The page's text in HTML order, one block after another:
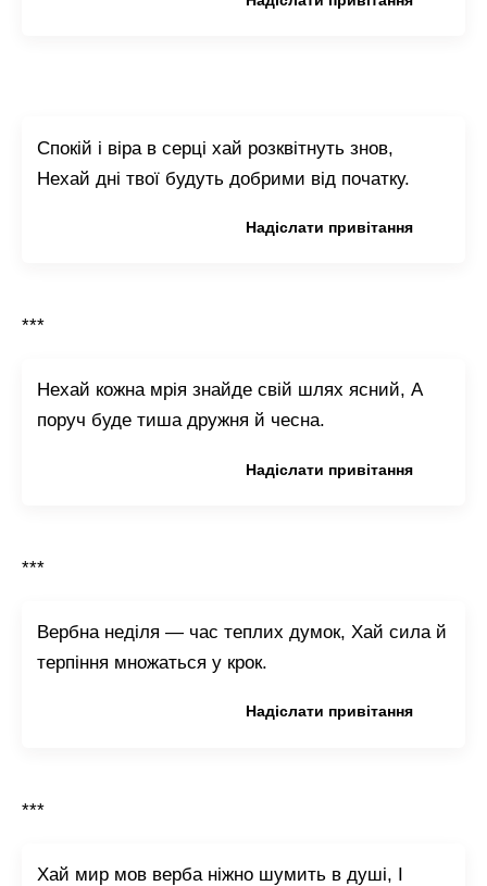
Спокій і віра в серці хай розквітнуть знов,
Нехай дні твої будуть добрими від початку.
Надіслати привітання
***
Нехай кожна мрія знайде свій шлях ясний, А
поруч буде тиша дружня й чесна.
Надіслати привітання
***
Вербна неділя — час теплих думок, Хай сила й
терпіння множаться у крок.
Надіслати привітання
***
Хай мир мов верба ніжно шумить в душі, І